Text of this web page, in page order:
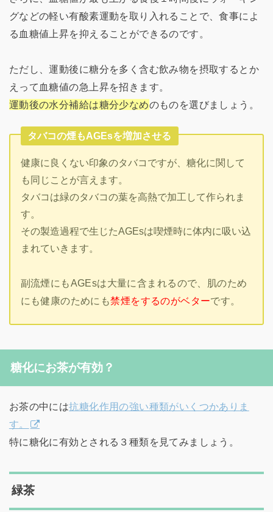
グなどの軽い有酸素運動を取り入れることで、食事によ
る血糖値上昇を抑えることができるのです。
ただし、運動後に糖分を多く含む飲み物を摂取するとか
えって血糖値の急上昇を招きます。
運動後の水分補給は糖分少なめのものを選びましょう。
タバコの煙もAGEsを増加させる
健康に良くない印象のタバコですが、糖化に関して
も同じことが言えます。
タバコは緑のタバコの葉を高熱で加工して作られま
す。
その製造過程で生じたAGEsは喫煙時に体内に吸い込
まれていきます。
副流煙にもAGEsは大量に含まれるので、肌のため
にも健康のためにも禁煙をするのがベターです。
糖化にお茶が有効？
お茶の中には抗糖化作用の強い種類がいくつかありま
す。
特に糖化に有効とされる３種類を見てみましょう。
緑茶